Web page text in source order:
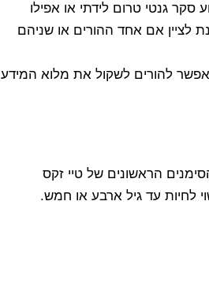
סקר גנטי טרום לידתי או אפילו
לציין אם אחד ההורים או שניהם
להורים לשקול את מלוא המידע
הראשונים של טיי זקס
לחיות עד גיל ארבע או חמש.